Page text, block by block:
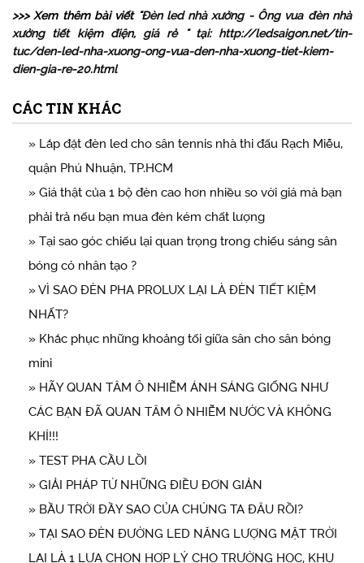
>>> Xem thêm bài viết "Đèn led nhà xưởng - Ông vua đèn nhà
xưởng tiết kiệm điện, giá rẻ " tại: http://ledsaigon.net/tin-
tuc/den-led-nha-xuong-ong-vua-den-nha-xuong-tiet-kiem-
dien-gia-re-20.html
CÁC TIN KHÁC
» Lắp đặt đèn led cho sân tennis nhà thi đấu Rạch Miễu,
quận Phú Nhuận, TP.HCM
» Giá thật của 1 bộ đèn cao hơn nhiều so với giá mà bạn
phải trả nếu bạn mua đèn kém chất lượng
» Tại sao góc chiếu lại quan trọng trong chiếu sáng sân
bóng cỏ nhân tạo ?
» VÌ SAO ĐÈN PHA PROLUX LẠI LÀ ĐÈN TIẾT KIỆM
NHẤT?
» Khắc phục những khoảng tối giữa sân cho sân bóng
mini
» HÃY QUAN TÂM Ô NHIỄM ÁNH SÁNG GIỐNG NHƯ
CÁC BẠN ĐÃ QUAN TÂM Ô NHIỄM NƯỚC VÀ KHÔNG
KHÍ!!!
» TEST PHA CẦU LỒI
» GIẢI PHÁP TỪ NHỮNG ĐIỀU ĐƠN GIẢN
» BẦU TRỜI ĐẦY SAO CỦA CHÚNG TA ĐÂU RỒI?
» TẠI SAO ĐÈN ĐƯỜNG LED NĂNG LƯỢNG MẶT TRỜI
LẠI LÀ 1 LỰA CHỌN HỢP LÝ CHO TRƯỜNG HỌC, KHU